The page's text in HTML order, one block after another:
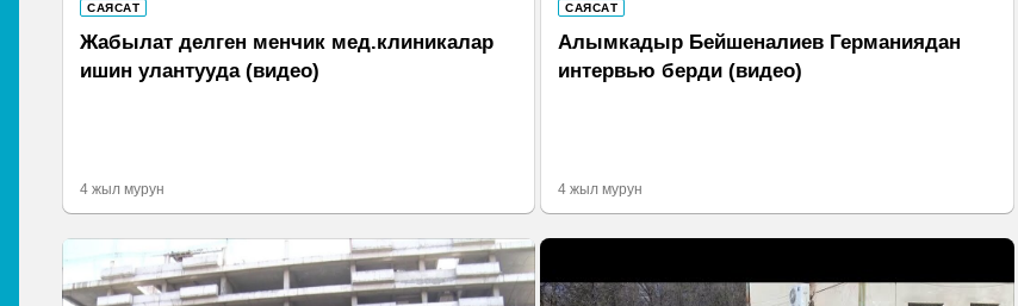
САЯСАТ
Жабылат делген менчик мед.клиникалар
ишин улантууда (видео)
4 жыл мурун
САЯСАТ
Алымкадыр Бейшеналиев Германиядан
интервью берди (видео)
4 жыл мурун